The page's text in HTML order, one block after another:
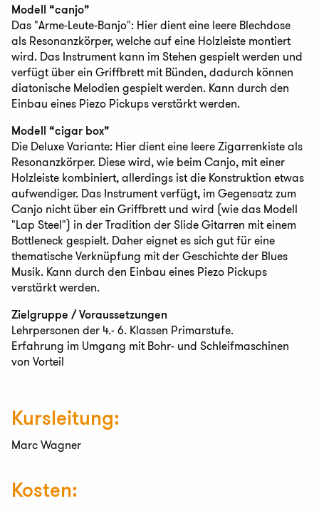
Modell “canjo”
Das "Arme-Leute-Banjo": Hier dient eine leere Blechdose
als Resonanzkörper, welche auf eine Holzleiste montiert
wird. Das Instrument kann im Stehen gespielt werden und
verfügt über ein Griffbrett mit Bünden, dadurch können
diatonische Melodien gespielt werden. Kann durch den
Einbau eines Piezo Pickups verstärkt werden.
Modell “cigar box”
Die Deluxe Variante: Hier dient eine leere Zigarrenkiste als
Resonanzkörper. Diese wird, wie beim Canjo, mit einer
Holzleiste kombiniert, allerdings ist die Konstruktion etwas
aufwendiger. Das Instrument verfügt, im Gegensatz zum
Canjo nicht über ein Griffbrett und wird (wie das Modell
"Lap Steel") in der Tradition der Slide Gitarren mit einem
Bottleneck gespielt. Daher eignet es sich gut für eine
thematische Verknüpfung mit der Geschichte der Blues
Musik. Kann durch den Einbau eines Piezo Pickups
verstärkt werden.
Zielgruppe / Voraussetzungen
Lehrpersonen der 4.- 6. Klassen Primarstufe.
Erfahrung im Umgang mit Bohr- und Schleifmaschinen
von Vorteil
Kursleitung:
Marc Wagner
Kosten: